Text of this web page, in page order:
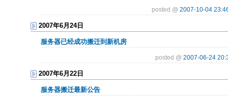
posted @ 2007-10-04
2007年6月24日
服务器已经成功搬迁到新机房
posted @ 2007-06-24
2007年6月22日
服务器搬迁最新公告